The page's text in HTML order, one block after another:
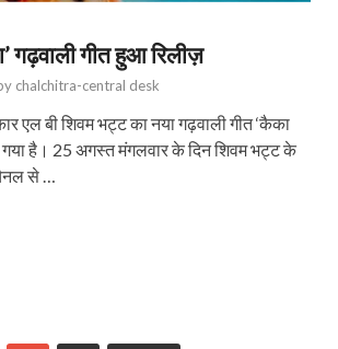
गढ़वाली गीत हुआ रिलीज़
chalchitra-central desk
एल बी शिवम भट्ट का नया गढ़वाली गीत ‘कैका
गया है। 25 अगस्त मंगलवार के दिन शिवम भट्ट के
से …